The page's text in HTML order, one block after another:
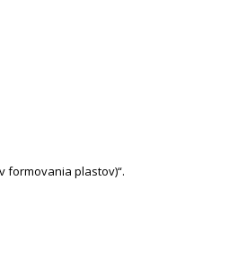
formovania plastov)“.